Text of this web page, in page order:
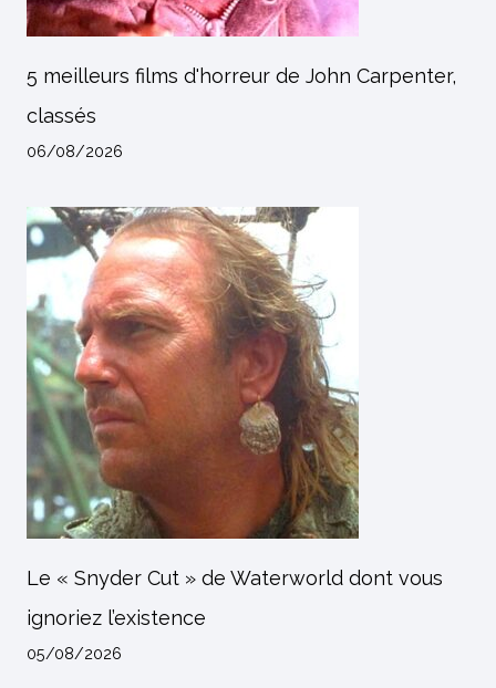
5 meilleurs films d'horreur de John Carpenter,
classés
06/08/2026
Le « Snyder Cut » de Waterworld dont vous
ignoriez l’existence
05/08/2026